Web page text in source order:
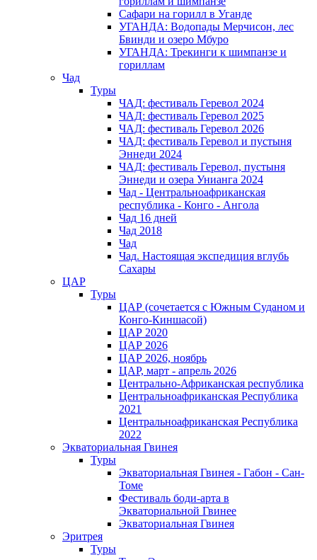
Сафари на горилл в Уганде
УГАНДА: Водопады Мерчисон, лес
Бвинди и озеро Мбуро
УГАНДА: Трекинги к шимпанзе и
гориллам
Чад
Туры
ЧАД: фестиваль Геревол 2024
ЧАД: фестиваль Геревол 2025
ЧАД: фестиваль Геревол 2026
ЧАД: фестиваль Геревол и пустыня
Эннеди 2024
ЧАД: фестиваль Геревол, пустыня
Эннеди и озера Унианга 2024
Чад - Центральноафриканская
республика - Конго - Ангола
Чад 16 дней
Чад 2018
Чад
Чад. Настоящая экспедиция вглубь
Сахары
ЦАР
Туры
ЦАР (сочетается с Южным Суданом и
Конго-Киншасой)
ЦАР 2020
ЦАР 2026
ЦАР 2026, ноябрь
ЦАР, март - апрель 2026
Центрально-Африканская республика
Центральноафриканская Республика
2021
Центральноафриканская Республика
2022
Экваториальная Гвинея
Туры
Экваториальная Гвинея - Габон - Сан-
Томе
Фестиваль боди-арта в
Экваториальной Гвинее
Экваториальная Гвинея
Эритрея
Туры